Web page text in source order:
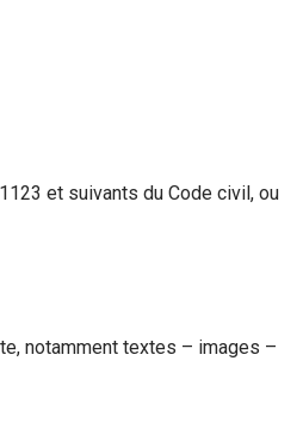
et suivants du Code civil, ou
notamment textes – images –